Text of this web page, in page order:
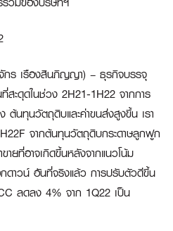
กร เรืองสินภิญญา) – ธุรกิจบรรจุ
ะดุดในช่วง 2H21-1H22 จากการ
นทุนวัตถุดิบและค่าขนส่งสูงขึ้น เรา
จากต้นทุนวัตถุดิบกระดาษลูกฟูก
ายที่อาจเกิดขึ้นหลังจากแนวโน้ม
าวน์ อันที่จริงแล้ว การปรับตัวดีขึ้น
ลดลง 4% จาก 1Q22 เป็น